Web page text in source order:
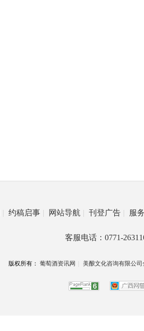
| 约稿启事 | 网站导航 | 刊登广告 | 服
客服电话：0771-
版权所有： 葡萄酒资讯网 美酿文化咨询有限公司